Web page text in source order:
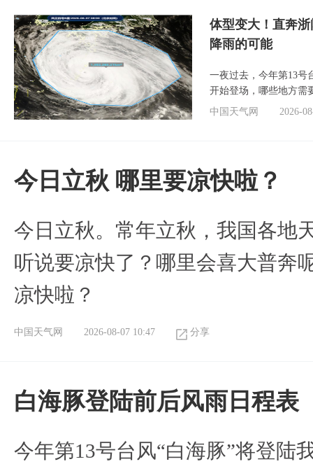
体型变大！直奔
降雨的可能
一夜过去，今年第13号
开始登场，哪些地方需
中国天气网
2026-
今日立秋 哪里要凉快啦？
今日立秋。常年立秋，我国各地
听说要凉快了？哪里会喜大普奔
凉快啦？
中国天气网 2026-08-07 10:47 分享
白海豚登陆前后风雨日程表
今年第13号台风“白海豚”将登陆